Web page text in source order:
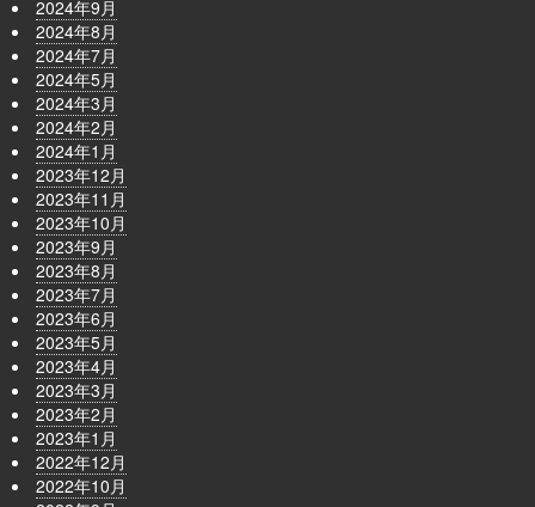
2024年9月
2024年8月
2024年7月
2024年5月
2024年3月
2024年2月
2024年1月
2023年12月
2023年11月
2023年10月
2023年9月
2023年8月
2023年7月
2023年6月
2023年5月
2023年4月
2023年3月
2023年2月
2023年1月
2022年12月
2022年10月